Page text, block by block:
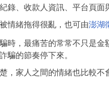
錄、收款人資訊、平台頁
情緒拖得很亂，也可由澎湖
時，最痛苦的常常不只是
騙的節奏停下來。
，家人之間的情緒也比較